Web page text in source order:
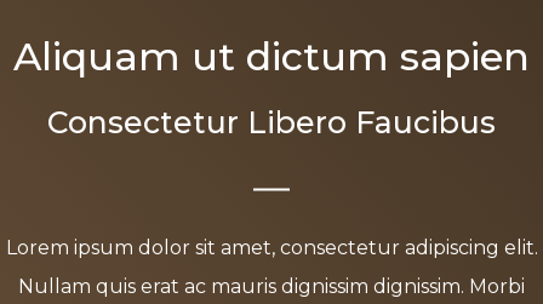
Aliquam ut dictum sapien
Consectetur Libero Faucibus
Lorem ipsum dolor sit amet, consectetur adipiscing elit.
Nullam quis erat ac mauris dignissim dignissim. Morbi